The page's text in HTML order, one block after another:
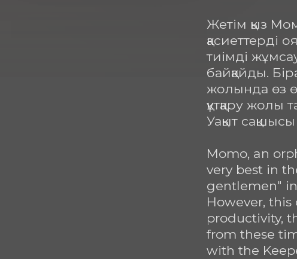
Жетім қыз
қасиеттерді
тиімді
байқайды.
жолында өз
құтқару жолы
Уақыт
Momo, an
very best in
gentlemen"
However,
productivity,
from these
with the